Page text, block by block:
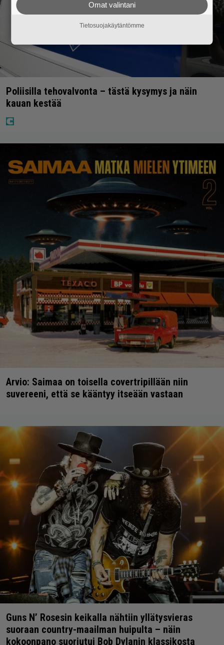
Poliisilla tehovalvonta – tästä kysymys ja näin
kauan kestää
Arvio: Saimaa on toisella covertripillään niin
suvereeni, että se kääntyy itseään vastaan
Guns N’ Rosesin keikalla nähtiin yllätysvieras
suoraan country-maailman huipulta – näin
kokoonpano suoriutui Bob Dylanin klassikosta
Omat valintani
Tietosuojakäytäntömme